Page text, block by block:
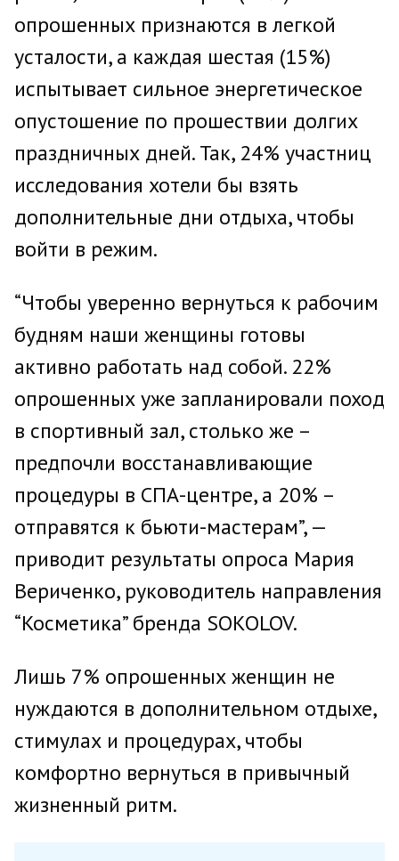
опрошенных признаются в легкой
усталости, а каждая шестая (15%)
испытывает сильное энергетическое
опустошение по прошествии долгих
праздничных дней. Так, 24% участниц
исследования хотели бы взять
дополнительные дни отдыха, чтобы
войти в режим.
“Чтобы уверенно вернуться к рабочим
будням наши женщины готовы
активно работать над собой. 22%
опрошенных уже запланировали поход
в спортивный зал, столько же –
предпочли восстанавливающие
процедуры в СПА-центре, а 20% –
отправятся к бьюти-мастерам”, —
приводит результаты опроса Мария
Вериченко, руководитель направления
“Косметика” бренда SOKOLOV.
Лишь 7% опрошенных женщин не
нуждаются в дополнительном отдыхе,
стимулах и процедурах, чтобы
комфортно вернуться в привычный
жизненный ритм.